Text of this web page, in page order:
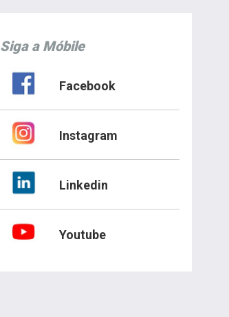
Siga a Móbile
Facebook
Instagram
Linkedin
Youtube